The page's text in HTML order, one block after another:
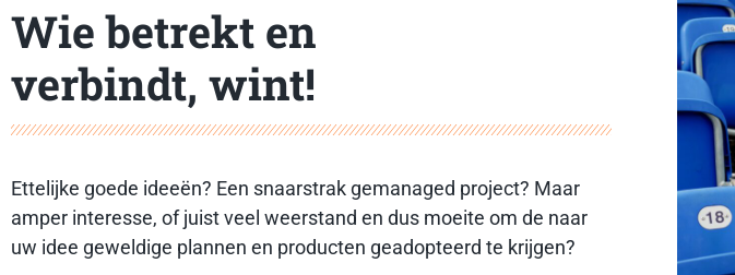
Wie betrekt en
verbindt, wint!
Ettelijke goede ideeën? Een snaarstrak gemanaged project? Maar
amper interesse, of juist veel weerstand en dus moeite om de naar
uw idee geweldige plannen en producten geadopteerd te krijgen?